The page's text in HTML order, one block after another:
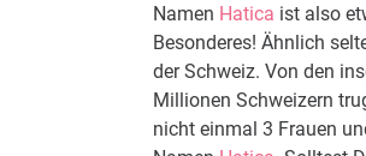
Namen Hatica ist also
Besonderes! Ähnlich
der Schweiz. Von den
Millionen Schweizern
nicht einmal 3 Frauen